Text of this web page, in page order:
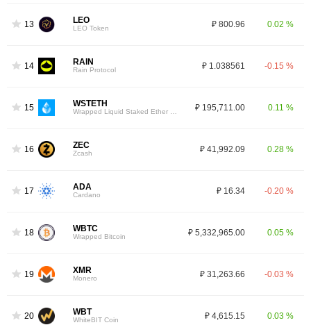
13 LEO
LEO Token ₽ 800.96 0.02 %
14 RAIN
Rain Protocol ₽ 1.038561 -0.15 %
15 WSTETH ₽ 195,711.00 0.11 %
16 ZEC
Zcash ₽ 41,992.09 0.28 %
17 ADA
Cardano ₽ 16.34 -0.20 %
18 WBTC
Wrapped Bitcoin ₽ 5,332,965.00 0.05 %
19 XMR
Monero ₽ 31,263.66 -0.03 %
20 WBT
WhiteBIT Coin ₽ 4,615.15 0.03 %